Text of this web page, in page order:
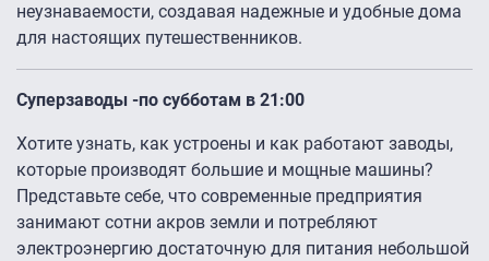
неузнаваемости, создавая надежные и удобные дома
для настоящих путешественников.
Суперзаводы -по субботам в 21:00
Хотите узнать, как устроены и как работают заводы,
которые производят большие и мощные машины?
Представьте себе, что современные предприятия
занимают сотни акров земли и потребляют
электроэнергию достаточную для питания небольшой